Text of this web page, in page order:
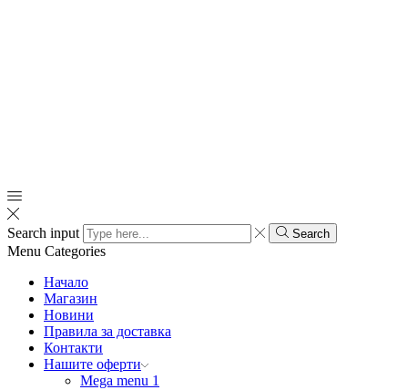
Search input Search
Menu Categories
Начало
Магазин
Новини
Правила за доставка
Контакти
Нашите оферти
Mega menu 1